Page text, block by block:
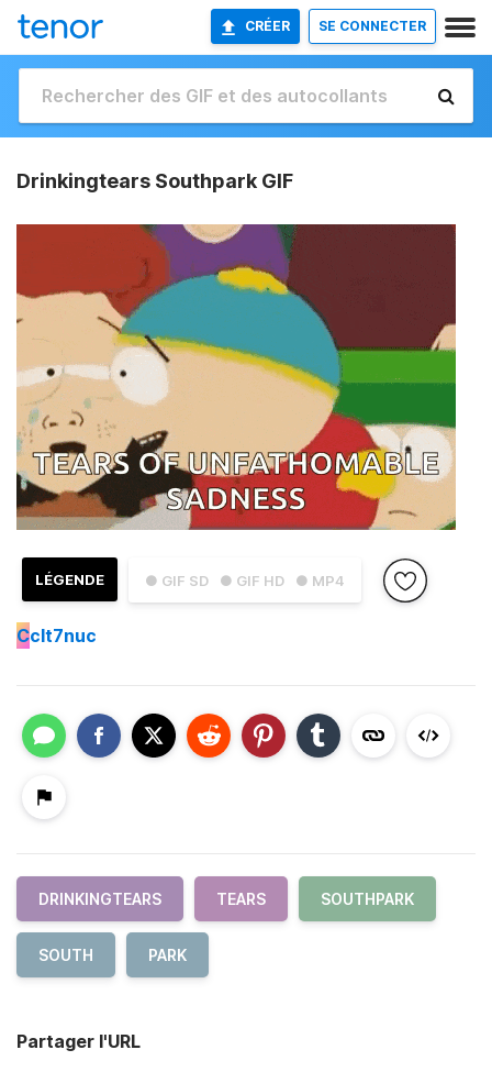
CRÉER SE CONNECTER
Drinkingtears Southpark GIF
● GIF SD ● GIF HD ● MP4
LÉGENDE
Cclt7nuc
DRINKINGTEARS TEARS SOUTHPARK
SOUTH PARK
Partager l'URL